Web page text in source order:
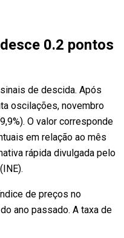
0.2 pontos
de descida. Após
oscilações, novembro
O valor corresponde
em relação ao mês
rápida divulgada pelo
de preços no
ano passado. A taxa de